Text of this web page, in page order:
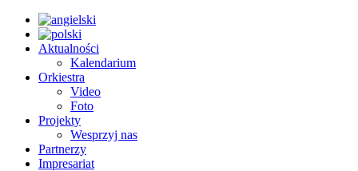
Aktualności
Kalendarium
Orkiestra
Video
Foto
Projekty
Wesprzyj nas
Partnerzy
Impresariat